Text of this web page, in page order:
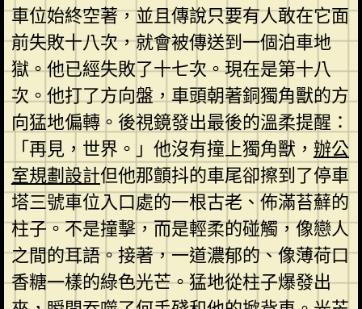
車位始終空著，並且傳說只要有人敢在它面
前失敗十八次，就會被傳送到一個泊車地
獄。他已經失敗了十七次。現在是第十八
次。他打了方向盤，車頭朝著銅獨角獸的方
向猛地偏轉。後視鏡發出最後的溫柔提醒：
「再見，世界。」他沒有撞上獨角獸， 辦公
室規劃設計但他那顫抖的車尾卻擦到了停車
塔三號車位入口處的一根古老、佈滿苔蘚的
柱子。不是撞擊，而是輕柔的碰觸，像戀人
之間的耳語。接著，一道濃郁的、像薄荷口
香糖一樣的綠色光芒。猛地從柱子爆發出